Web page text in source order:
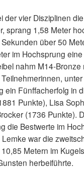
der vier Disziplinen
sprang 1,58 Meter
über 50
im Hochsprung
nahm M14-
ein Fünffacherfolg in
Punkte), Lisa
(1736 Punkte).
die Bestwerte im
war die
Metern im
herbeiführte.